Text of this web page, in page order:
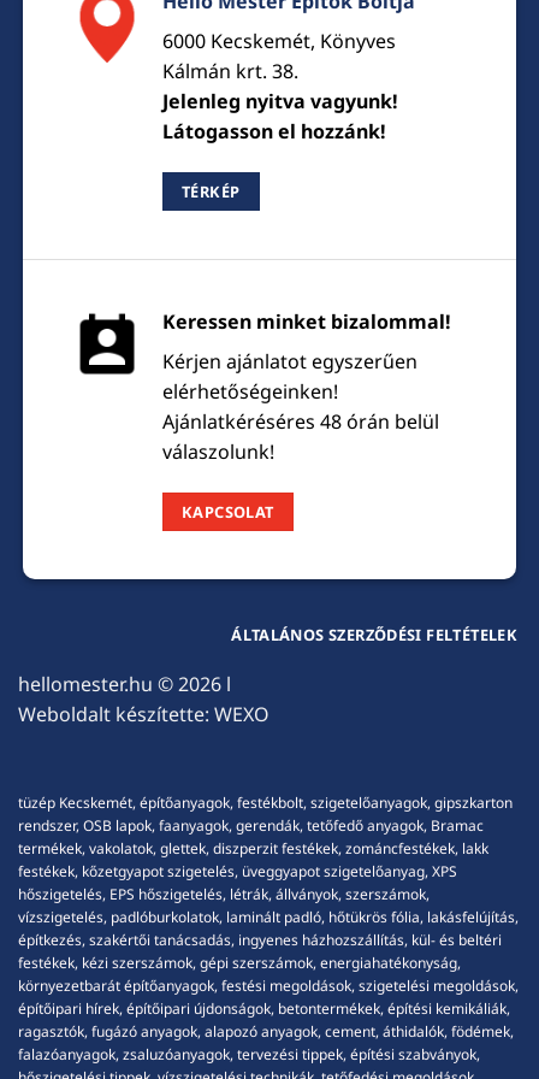
6000 Kecskemét, Könyves
Kálmán krt. 38.
Jelenleg nyitva vagyunk!
Látogasson el hozzánk!
TÉRKÉP
Keressen minket bizalommal!
Kérjen ajánlatot egyszerűen
elérhetőségeinken!
Ajánlatkéréséres 48 órán belül
válaszolunk!
KAPCSOLAT
hellomester.hu © 2026 l
Weboldalt készítette: WEXO
ÁLTALÁNOS SZERZŐDÉSI FELTÉTELEK
tüzép Kecskemét, építőanyagok, festékbolt, szigetelőanyagok, gipszkarton
rendszer, OSB lapok, faanyagok, gerendák, tetőfedő anyagok, Bramac
termékek, vakolatok, glettek, diszperzit festékek, zománcfestékek, lakk
festékek, kőzetgyapot szigetelés, üveggyapot szigetelőanyag, XPS
hőszigetelés, EPS hőszigetelés, létrák, állványok, szerszámok,
vízszigetelés, padlóburkolatok, laminált padló, hőtükrös fólia, lakásfelújítás,
építkezés, szakértői tanácsadás, ingyenes házhozszállítás, kül- és beltéri
festékek, kézi szerszámok, gépi szerszámok, energiahatékonyság,
környezetbarát építőanyagok, festési megoldások, szigetelési megoldások,
építőipari hírek, építőipari újdonságok, betontermékek, építési kemikáliák,
ragasztók, fugázó anyagok, alapozó anyagok, cement, áthidalók, födémek,
falazóanyagok, zsaluzóanyagok, tervezési tippek, építési szabványok,